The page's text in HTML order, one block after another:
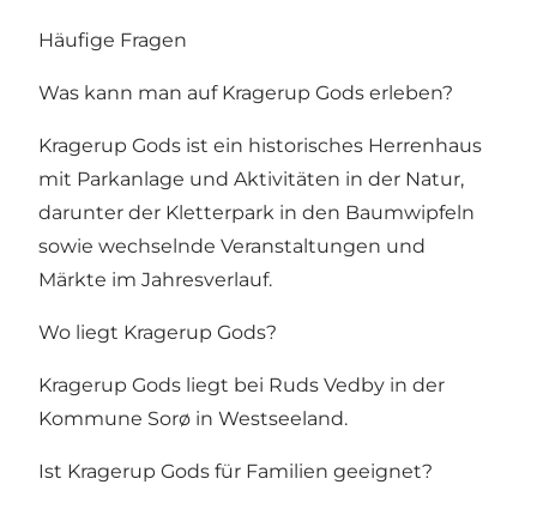
Häufige Fragen
Was kann man auf Kragerup Gods erleben?
Kragerup Gods ist ein historisches Herrenhaus
mit Parkanlage und Aktivitäten in der Natur,
darunter der Kletterpark in den Baumwipfeln
sowie wechselnde Veranstaltungen und
Märkte im Jahresverlauf.
Wo liegt Kragerup Gods?
Kragerup Gods liegt bei Ruds Vedby in der
Kommune Sorø in Westseeland.
Ist Kragerup Gods für Familien geeignet?